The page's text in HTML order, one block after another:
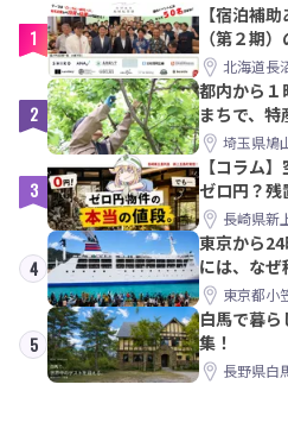
1
【宿泊補
（第２期
【8/21〆】
北海道長
2
都内から１
まちで、
PRメンバー
埼玉県鳩
3
【コラム
ゼロ円？残
教訓｜新
長崎県新
4
東京から
には、な
みた東京都小
5
白馬で暮
集！
長野県白